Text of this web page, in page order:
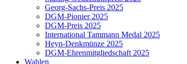
Georg-Sachs-Preis 2025
DGM-Pionier 2025
DGM-Preis 2025
International Tammann Medal 2025
Heyn-Denkmünze 2025
DGM-Ehrenmitgliedschaft 2025
Wahlen